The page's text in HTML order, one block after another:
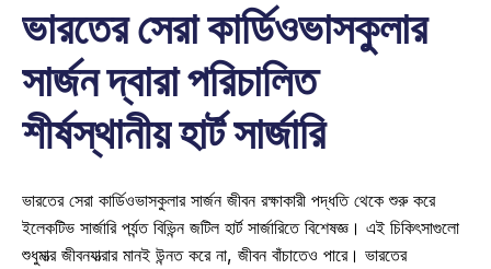
ভারতের সেরা কার্ডিওভাসকুলার
সার্জন দ্বারা পরিচালিত
শীর্ষস্থানীয় হার্ট সার্জারি
ভারতের সেরা কার্ডিওভাসকুলার সার্জন জীবন রক্ষাকারী পদ্ধতি থেকে শুরু করে
ইলেকটিভ সার্জারি পর্যন্ত বিভিন্ন জটিল হার্ট সার্জারিতে বিশেষজ্ঞ। এই চিকিৎসাগুলো
শুধুমাত্র জীবনযাত্রার মানই উন্নত করে না, জীবন বাঁচাতেও পারে। ভারতের